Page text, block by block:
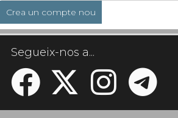
Segueix-nos a...